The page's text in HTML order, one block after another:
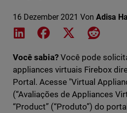
16 Dezember 2021 Von Adisa
Share on LinkedIn
Share on Facebook
Share on XShare
Você sabia?Você pode
appliances virtuais Firebox
Portal. Acesse "Virtual
(“Avaliações de Appliances
“Product” (“Produto”) do